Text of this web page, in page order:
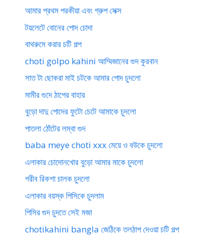
আমার প্রথম পরকীয়া এবং গ্রুপ সেক্স
টয়লেটে বোনের পোদ চোদা
বাথরুমে করার চটি গল্প
choti golpo kahini আম্মিজানের গুদ কুরবান
সাত টা ছোকরা মাই চটকে আমার পোদ চুদলো
মামীর গুদে ঠাপের বাহার
বুড়ো দাদু পোদের ফুটো চেটে আমাকে চুদলো
পাতলা ঠোঁটের লম্বা গুদ
baba meye choti xxx মেয়ে ও বউকে চুদলো
এলাকার চোদোনখোর বুড়ো আমার মাকে চুদলো
গরীব রিকশা চালক চুদলো
এলাকার বয়স্ক পিসিকে চুদলাম
পিসির গুদ চুদতে সেই মজা
chotikahini bangla জেঠিকে তলঠাপ দেওয়া চটি গল্প